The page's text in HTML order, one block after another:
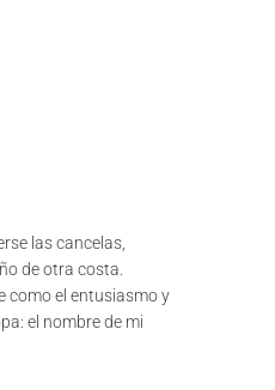
las cancelas,
de otra costa.
como el entusiasmo y
el nombre de mi